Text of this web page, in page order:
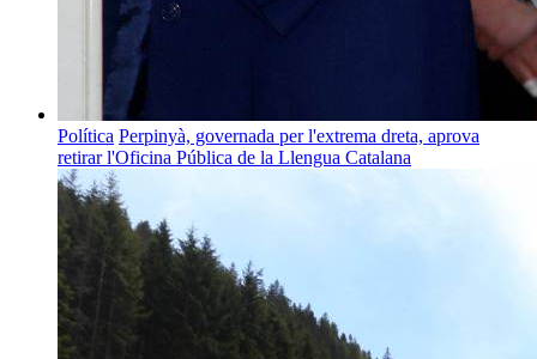
Política Perpinyà, governada per l'extrema dreta, aprova
retirar l'Oficina Pública de la Llengua Catalana